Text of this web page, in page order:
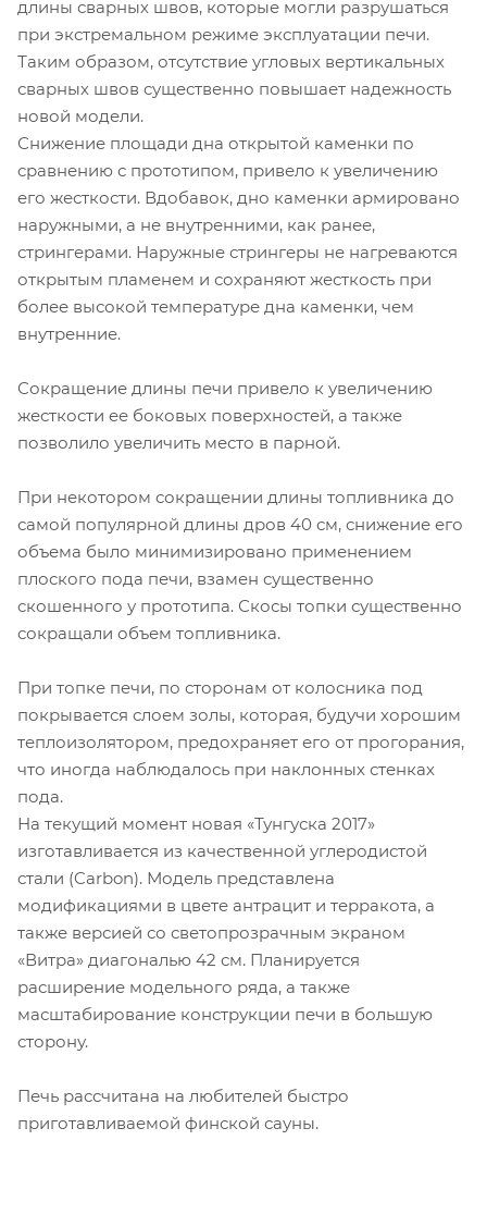
длины сварных швов, которые могли разрушаться
при экстремальном режиме эксплуатации печи.
Таким образом, отсутствие угловых вертикальных
сварных швов существенно повышает надежность
новой модели.
Снижение площади дна открытой каменки по
сравнению с прототипом, привело к увеличению
его жесткости. Вдобавок, дно каменки армировано
наружными, а не внутренними, как ранее,
стрингерами. Наружные стрингеры не нагреваются
открытым пламенем и сохраняют жесткость при
более высокой температуре дна каменки, чем
внутренние.
Сокращение длины печи привело к увеличению
жесткости ее боковых поверхностей, а также
позволило увеличить место в парной.
При некотором сокращении длины топливника до
самой популярной длины дров 40 см, снижение его
объема было минимизировано применением
плоского пода печи, взамен существенно
скошенного у прототипа. Скосы топки существенно
сокращали объем топливника.
При топке печи, по сторонам от колосника под
покрывается слоем золы, которая, будучи хорошим
теплоизолятором, предохраняет его от прогорания,
что иногда наблюдалось при наклонных стенках
пода.
На текущий момент новая «Тунгуска 2017»
изготавливается из качественной углеродистой
стали (Carbon). Модель представлена
модификациями в цвете антрацит и терракота, а
также версией со светопрозрачным экраном
«Витра» диагональю 42 см. Планируется
расширение модельного ряда, а также
масштабирование конструкции печи в большую
сторону.
Печь рассчитана на любителей быстро
приготавливаемой финской сауны.